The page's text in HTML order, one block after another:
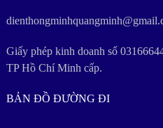
Giấy phép kinh doanh số
TP Hồ Chí Minh cấp.
BẢN ĐỒ ĐƯỜNG ĐI